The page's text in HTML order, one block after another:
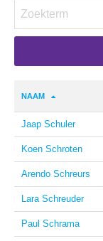
NAAM
Jaap Schuler
Koen Schroten
Arendo Schreurs
Lara Schreuder
Paul Schrama